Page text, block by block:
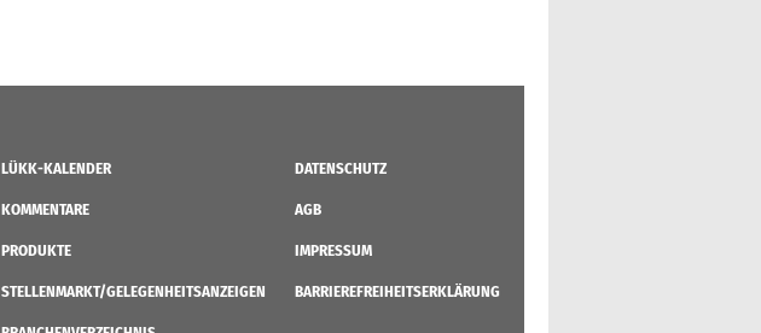
LÜKK-KALENDER
KOMMENTARE
PRODUKTE
STELLENMARKT/GELEGENHEITSANZEIGEN
DATENSCHUTZ
AGB
IMPRESSUM
BARRIEREFREIHEITSERKLÄRUNG